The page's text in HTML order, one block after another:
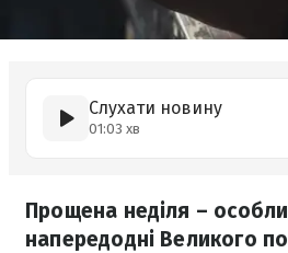
Слухати новину
01:03 хв
Прощена неділя –
напередодні Великого